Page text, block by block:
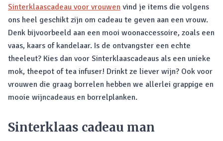
Sinterklaascadeau voor vrouwen vind je items die volgens
ons heel geschikt zijn om cadeau te geven aan een vrouw.
Denk bijvoorbeeld aan een mooi woonaccessoire, zoals een
vaas, kaars of kandelaar. Is de ontvangster een echte
theeleut? Kies dan voor Sinterklaascadeaus als een unieke
mok, theepot of tea infuser! Drinkt ze liever wijn? Ook voor
vrouwen die graag borrelen hebben we allerlei grappige en
mooie wijncadeaus en borrelplanken.
Sinterklaas cadeau man